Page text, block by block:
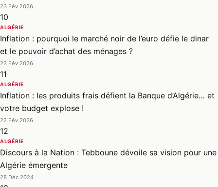
23 Fév 2026
10
ALGÉRIE
Inflation : pourquoi le marché noir de l’euro défie le dinar
et le pouvoir d’achat des ménages ?
23 Fév 2026
11
ALGÉRIE
Inflation : les produits frais défient la Banque d’Algérie… et
votre budget explose !
22 Fév 2026
12
ALGÉRIE
Discours à la Nation : Tebboune dévoile sa vision pour une
Algérie émergente
28 Déc 2024